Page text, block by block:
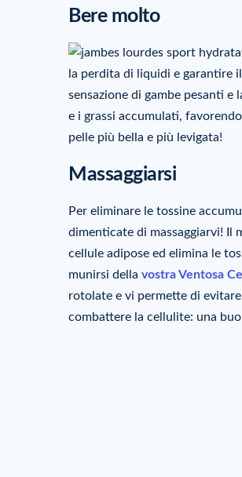
Bere molto
la perdita di liquidi e garantire
sensazione di gambe pesanti
e i grassi accumulati,
pelle più bella e più levigata!
Massaggiarsi
Per eliminare le tossine
dimenticate di massaggiarvi! Il
cellule adipose ed elimina le
munirsi della vostra Ventosa
rotolate e vi permette di
combattere la cellulite: una